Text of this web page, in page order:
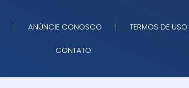
ANÚNCIE CONOSCO TERMOS DE USO
CONTATO